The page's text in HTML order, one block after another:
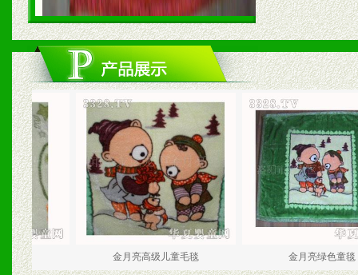
金月亮高级儿童毛毯 金月亮绿色童毯